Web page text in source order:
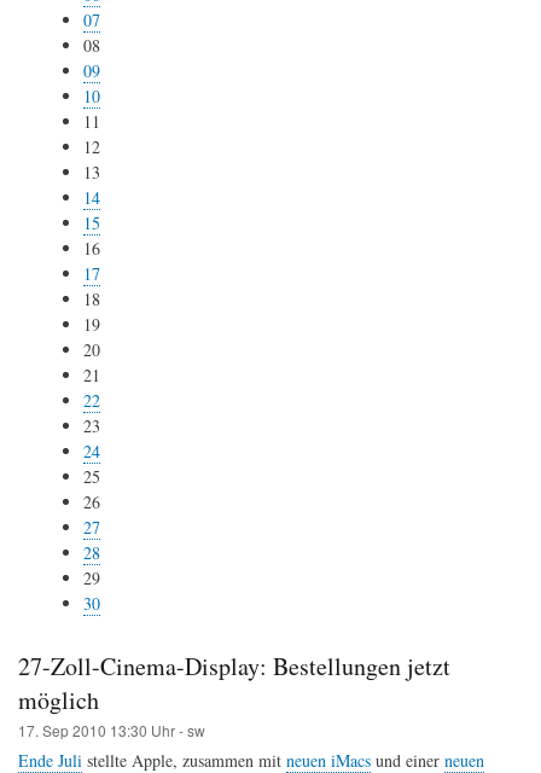
07
08
09
10
11
12
13
14
15
16
17
18
19
20
21
22
23
24
25
26
27
28
29
30
27-Zoll-Cinema-Display: Bestellungen jetzt
möglich
17. Sep 2010 13:30 Uhr -sw
Ende Juli stellte Apple, zusammen mit neuen iMacs und einer neuen